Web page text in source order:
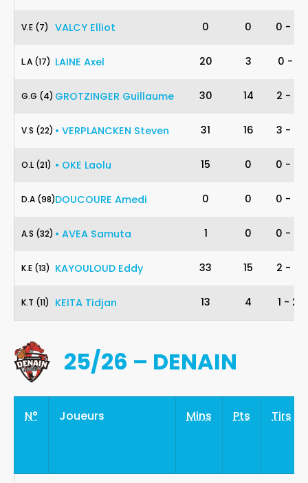
7 VALCY Elliot
V.E (7) 0 0 0 -
17 LAINE Axel
L.A (17) 20 3 0 -
4 GROTZINGER Guillaume
G.G (4) 30 14 2 -
22 • VERPLANCKEN Steven
V.S (22) 31 16 3 -
21 • OKE Laolu
O.L (21) 15 0 0 -
98 DOUCOURE Amedi
D.A (98) 0 0 0 -
32 • AVEA Samuta
A.S (32) 1 0 0 -
13 KAYOULOUD Eddy
K.E (13) 33 15 2 -
11 KEITA Tidjan
K.T (11) 13 4 1 - 2
25/26 – DENAIN
N° Joueurs Mins Pts Tirs